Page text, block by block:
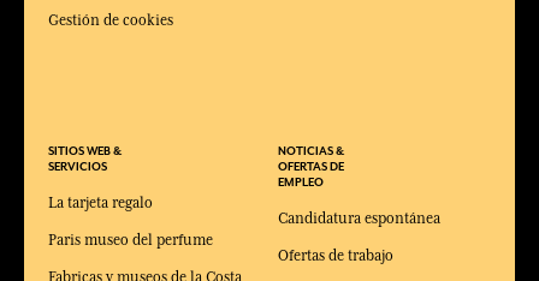
Gestión de cookies
SITIOS WEB &
SERVICIOS
La tarjeta regalo
Paris museo del perfume
NOTICIAS &
OFERTAS DE
EMPLEO
Candidatura espontánea
Ofertas de trabajo